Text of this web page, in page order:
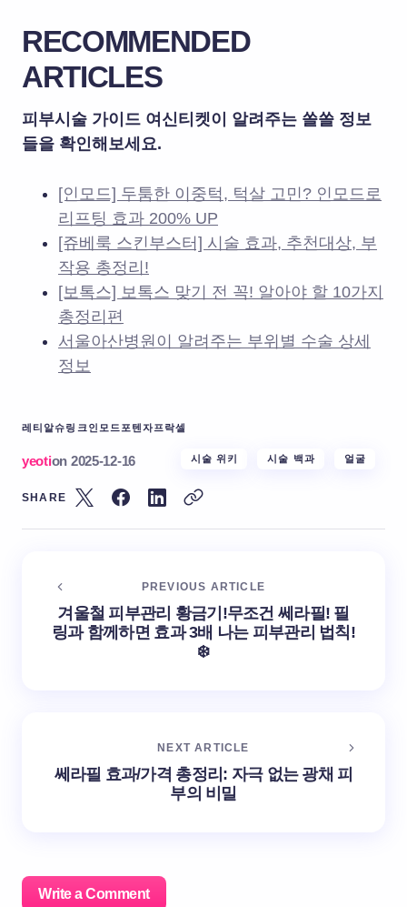
RECOMMENDED
ARTICLES
피부시술 가이드 여신티켓이 알려주는 쏠쏠 정보
들을 확인해보세요.
[인모드] 두툼한 이중턱, 턱살 고민? 인모드로
리프팅 효과 200% UP
[쥬베룩 스킨부스터] 시술 효과, 추천대상, 부
작용 총정리!
[보톡스] 보톡스 맞기 전 꼭! 알아야 할 10가지
총정리편
서울아산병원이 알려주는 부위별 수술 상세
정보
레티알슈링크 인모드 포텐자프락셀
yeotion 2025-12-16 시술 위키 시술 백과 얼굴
SHARE
PREVIOUS ARTICLE
겨울철 피부관리 황금기!무조건 쎄라필! 필
링과 함께하면 효과 3배 나는 피부관리 법칙!
❄️
NEXT ARTICLE
쎄라필 효과/가격 총정리: 자극 없는 광채 피
부의 비밀
Write a Comment